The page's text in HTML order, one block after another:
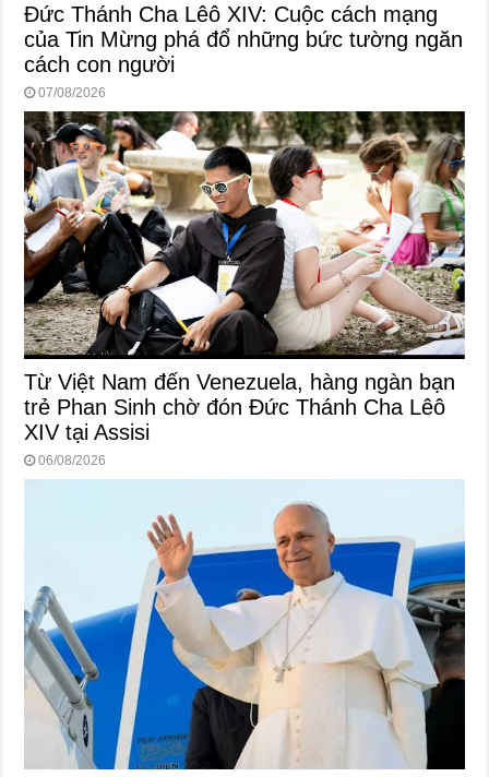
Đức Thánh Cha Lêô XIV: Cuộc cách mạng
của Tin Mừng phá đổ những bức tường ngăn
cách con người
07/08/2026
Từ Việt Nam đến Venezuela, hàng ngàn bạn
trẻ Phan Sinh chờ đón Đức Thánh Cha Lêô
XIV tại Assisi
06/08/2026